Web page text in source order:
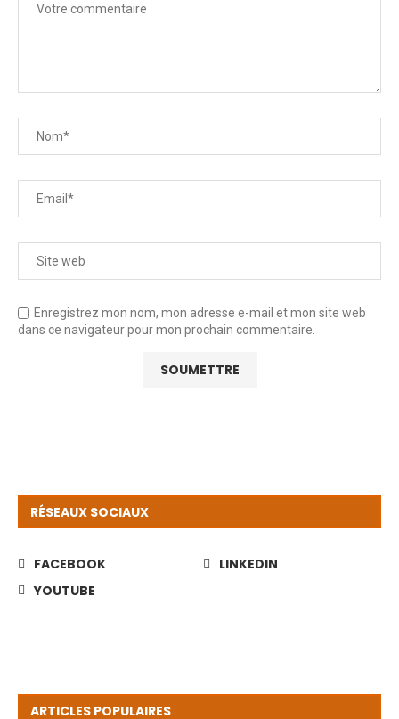
Enregistrez mon nom, mon adresse e-mail et mon site web
dans ce navigateur pour mon prochain commentaire.
RÉSEAUX SOCIAUX
FACEBOOK
LINKEDIN
YOUTUBE
ARTICLES POPULAIRES